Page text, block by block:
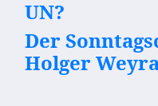
UN?
Der
Holger